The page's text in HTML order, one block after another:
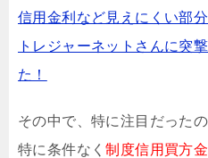
信用金利など見えにくい部
トレジャーネットさんに突
た！
その中で、特に注目だった
特に条件なく制度信用買方